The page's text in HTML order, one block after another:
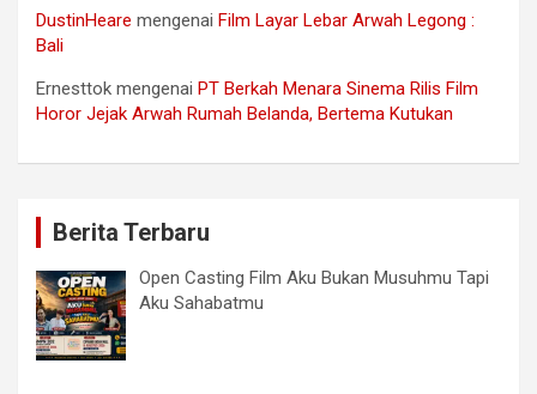
DustinHeare mengenai Film Layar Lebar Arwah Legong :
Bali
Ernesttok mengenai PT Berkah Menara Sinema Rilis Film
Horor Jejak Arwah Rumah Belanda, Bertema Kutukan
Berita Terbaru
Open Casting Film Aku Bukan Musuhmu Tapi
Aku Sahabatmu